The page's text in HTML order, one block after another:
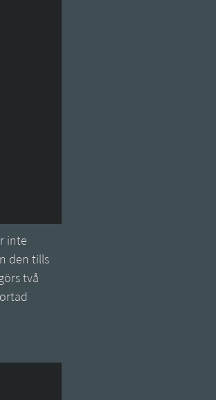
inte
den tills
två